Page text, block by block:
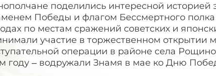
поделились интересной историей
Победы и флагом Бессмертного
по местам сражений советских и
участие в торжественном открытии
операции в районе села
году – водружали Знамя в мае ко Дню